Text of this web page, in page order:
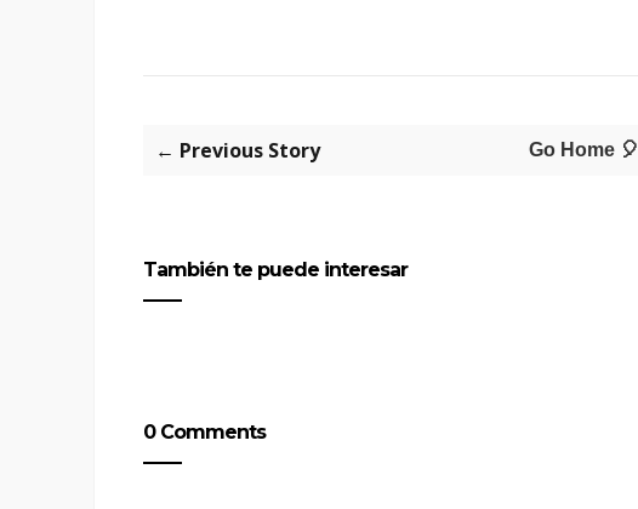
← Previous Story Go Home 🎈
También te puede interesar
0 Comments